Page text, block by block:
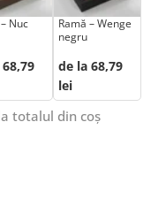
Nuc
Ramă – Wenge
negru
de la 68,79
lei
totalul din coș